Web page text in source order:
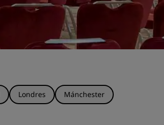
Londres
Mánchester